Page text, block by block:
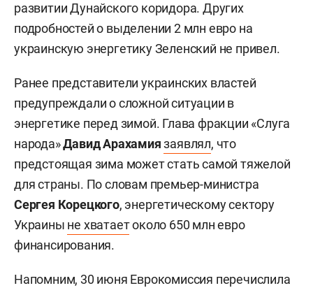
развитии Дунайского коридора. Других
подробностей о выделении 2 млн евро на
украинскую энергетику Зеленский не привел.
Ранее представители украинских властей
предупреждали о сложной ситуации в
энергетике перед зимой. Глава фракции «Слуга
народа»Давид Арахамия заявлял, что
предстоящая зима может стать самой тяжелой
для страны. По словам премьер-министра
Сергея Корецкого, энергетическому сектору
Украины не хватаетоколо 650 млн евро
финансирования.
Напомним, 30 июня Еврокомиссия перечислила